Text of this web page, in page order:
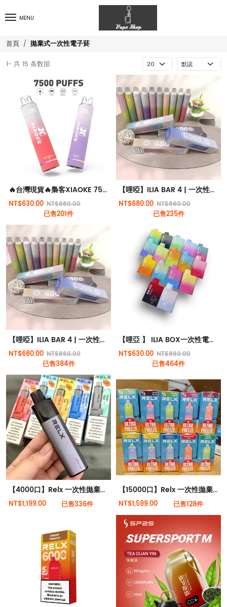
MENU
首頁 拋棄式一次性電子菸
1- 共 15 条数据
🔥台灣現貨🔥梟客XIAOKE 7500口大容量一次性拋棄式電子煙
NT$630.00 NT$680.00
已售201件
【哩啞】ILIA BAR 4 | 一次性抛棄式電子煙 | 6500口拋棄式 | 哩啞四代新品 | 台灣現貨
NT$680.00 NT$860.00
已售235件
【哩啞】ILIA BAR 4 | 一次性抛棄式電子煙 | 6500口拋棄式 | 哩啞四代新品 | 台灣現貨
NT$680.00 NT$860.00
已售384件
【哩亞 】 ILIA BOX一次性電子煙 | 三代抛棄式電子煙 | 台灣現貨
NT$630.00 NT$860.00
已售464件
【4000口】Relx 一次性拋棄式電子菸 全新現貨
NT$1,199.00 已售336件
【15000口】Relx 一次性拋棄式電子菸全新現貨
NT$1,599.00 已售128件